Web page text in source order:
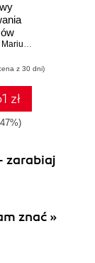
,Mariusz Szwoch
Mariusz Szwoch
z 30 dni)
zł
zarabiaj
znać »